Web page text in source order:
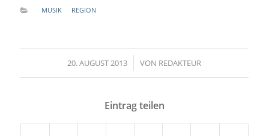
MUSIK REGION
20. AUGUST 2013
/ VON REDAKTEUR
Eintrag teilen